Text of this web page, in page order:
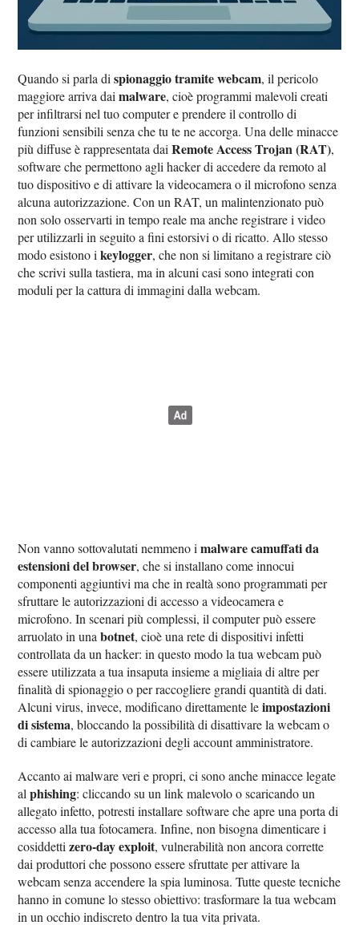
Quando si parla dispionaggio tramite webcam, il pericolo
maggiore arriva daimalware, cioè programmi malevoli creati
per infiltrarsi nel tuo computer e prendere il controllo di
funzioni sensibili senza che tu te ne accorga. Una delle minacce
più diffuse è rappresentata daiRemote Access Trojan (RAT),
software che permettono agli hacker di accedere da remoto al
tuo dispositivo e di attivare la videocamera o il microfono senza
alcuna autorizzazione. Con un RAT, un malintenzionato può
non solo osservarti in tempo reale ma anche registrare i video
per utilizzarli in seguito a fini estorsivi o di ricatto. Allo stesso
modo esistono ikeylogger, che non si limitano a registrare ciò
che scrivi sulla tastiera, ma in alcuni casi sono integrati con
moduli per la cattura di immagini dalla webcam.
Non vanno sottovalutati nemmeno imalware camuffati da
estensioni del browser, che si installano come innocui
componenti aggiuntivi ma che in realtà sono programmati per
sfruttare le autorizzazioni di accesso a videocamera e
microfono. In scenari più complessi, il computer può essere
arruolato in unabotnet, cioè una rete di dispositivi infetti
controllata da un hacker: in questo modo la tua webcam può
essere utilizzata a tua insaputa insieme a migliaia di altre per
finalità di spionaggio o per raccogliere grandi quantità di dati.
Alcuni virus, invece, modificano direttamente leimpostazioni
di sistema, bloccando la possibilità di disattivare la webcam o
di cambiare le autorizzazioni degli account amministratore.
Accanto ai malware veri e propri, ci sono anche minacce legate
alphishing: cliccando su un link malevolo o scaricando un
allegato infetto, potresti installare software che apre una porta di
accesso alla tua fotocamera. Infine, non bisogna dimenticare i
cosiddettizero-day exploit, vulnerabilità non ancora corrette
dai produttori che possono essere sfruttate per attivare la
webcam senza accendere la spia luminosa. Tutte queste tecniche
hanno in comune lo stesso obiettivo: trasformare la tua webcam
in un occhio indiscreto dentro la tua vita privata.